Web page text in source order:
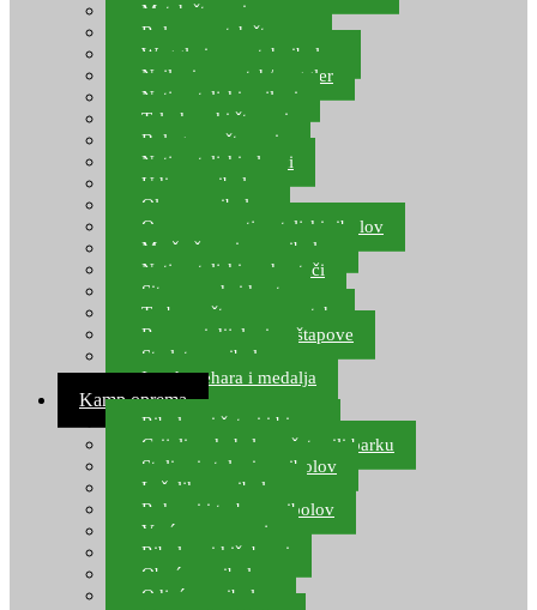
Match štapovi
Role za match štapove
Waggleri za match ribolov
Najloni za match/waggler
Natjecateljski najloni
Teleskopski štapovi
Bolognese štapovi
Natjecateljski plovci
Udice za ribolov
Olovo za ribolov
Oprema za natjecateljski ribolov
Mreže čuvarice za ribolov
Natjecateljski podmetači
Sito, posude i kante
Torbe za štapove – match
Rezervni dijelovi za štapove
Starlete za ribolov
Izrada pehara i medalja
Kamp oprema
Ribolovni šatori i bivvy
Grijalice, kuhala za šator ili barku
Stolice i stolovi za ribolov
Ležaljke za ribolov
Ruksaci i torbe za ribolov
Vreće za spavanje
Ribolovni kišobrani
Obuća za ribolov
Odjeća za ribolov